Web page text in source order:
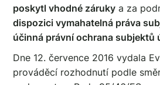
poskytl vhodné záruky a za
dispozici vymahatelná práva
účinná právní ochrana subjektů
Dne 12. července 2016 vydala
prováděcí rozhodnutí podle